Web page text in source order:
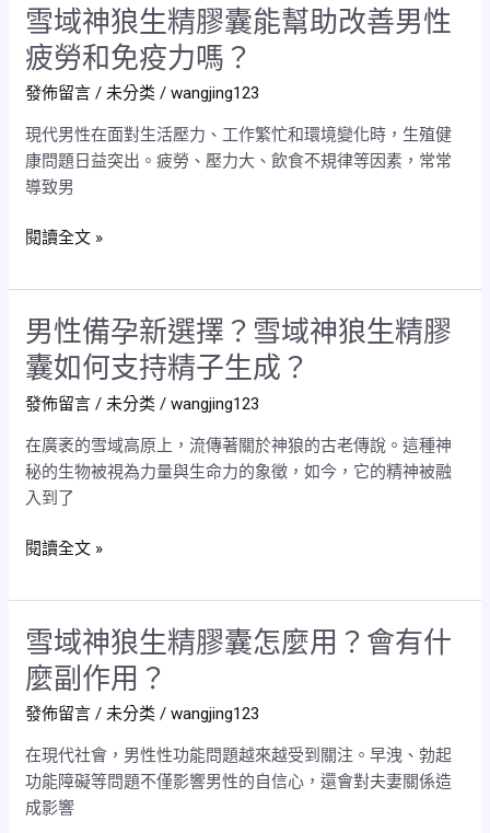
的
甘
心
就
樣
下
去？
域
能
幫
你
找
什
麼？
雪域神狼生精膠囊能幫助改善男性
疲勞和免疫力嗎？
發佈留言 / 未分类 /wangjing123
現代男性在面對生活壓力、工作繁忙和環境變化時，生殖健
康問題日益突出。疲勞、壓力大、飲食不規律等因素，常常
導致男
雪
域
神
狼
精
膠
囊
能
善
男
性
疲
勞
和
免
力
閱讀全文 »
男性備孕新選擇？雪域神狼生精膠
囊如何支持精子生成？
發佈留言 / 未分类 /wangjing123
在廣袤的雪域高原上，流傳著關於神狼的古老傳說。這種神
秘的生物被視為力量與生命力的象徵，如今，它的精神被融
入到了
男
性
備
孕
選
擇？
雪
域
精
膠
囊
如
何
支
持
閱讀全文 »
雪域神狼生精膠囊怎麼用？會有什
麼副作用？
發佈留言 / 未分类 /wangjing123
在現代社會，男性性功能問題越來越受到關注。早洩、勃起
功能障礙等問題不僅影響男性的自信心，還會對夫妻關係造
成影響
雪
域
神
狼
生
精
膠
囊